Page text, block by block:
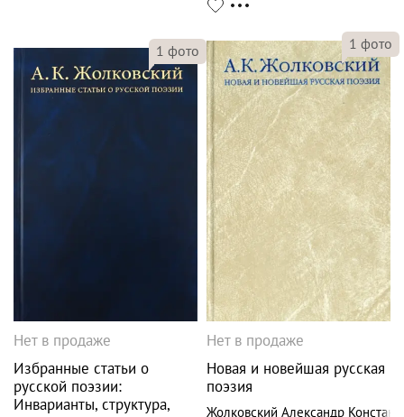
1 фото
Нет в продаже
Избранные статьи о
русской поэзии:
Инварианты, структура,
1 фото
Нет в продаже
Новая и новейшая русская
поэзия
Жолковский Александр